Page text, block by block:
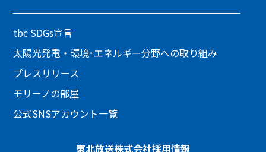
tbc SDGs宣言
太陽光発電・環境･エネルギー分野への取り組み
プレスリリース
モリーノの部屋
公式SNSアカウント一覧
東北放送株式会社採用情報